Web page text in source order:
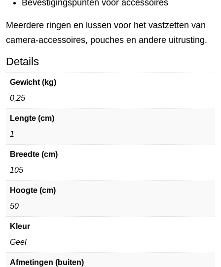
Bevestigingspunten voor accessoires
Meerdere ringen en lussen voor het vastzetten van
camera-accessoires, pouches en andere uitrusting.
Details
Gewicht (kg)
0,25
Lengte (cm)
1
Breedte (cm)
105
Hoogte (cm)
50
Kleur
Geel
Afmetingen (buiten)